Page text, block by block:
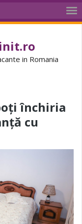
in Romania
închiria
cu